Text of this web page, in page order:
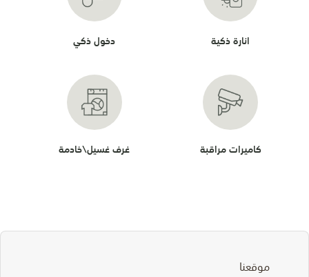
انارة ذكية دخول ذكي
كاميرات مراقبة غرف غسيل\خادمة
موقعنا